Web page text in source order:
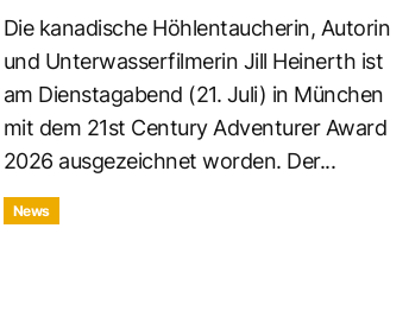
Die kanadische Höhlentaucherin, Autorin
und Unterwasserfilmerin Jill Heinerth ist
am Dienstagabend (21. Juli) in München
mit dem 21st Century Adventurer Award
2026 ausgezeichnet worden. Der...
News